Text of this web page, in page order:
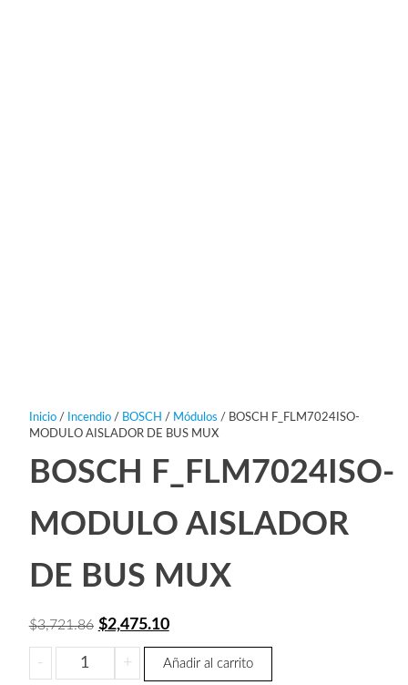
Inicio/ Incendio/ BOSCH / Módulos / BOSCH F_FLM7024ISO-
MODULO AISLADOR DE BUS MUX
BOSCH F_FLM7024ISO-
MODULO AISLADOR
DE BUS MUX
$3,721.86 El
precio
original
$2,475.10El
precio
-
BOSCH
F_FLM7024ISO-
+ Añadir al carrito